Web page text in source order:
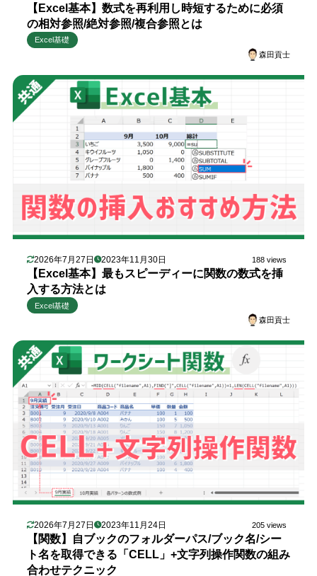
【Excel基本】数式を再利用し時短するために必須
の相対参照/絶対参照/複合参照とは
Excel基礎
森田貢士
2026年7月27日 2023年11月30日 188 views
【Excel基本】最もスピーディーに関数の数式を挿
入する方法とは
Excel基礎
森田貢士
2026年7月27日 2023年11月24日 205 views
【関数】自ブックのフォルダーパス/ブック名/シー
ト名を取得できる「CELL」+文字列操作関数の組み
合わせテクニック